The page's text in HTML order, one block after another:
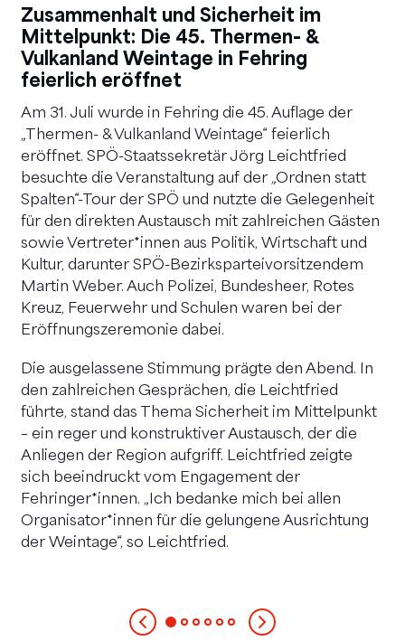
Zusammenhalt und Sicherheit im
Mittelpunkt: Die 45. Thermen- &
Vulkanland Weintage in Fehring
feierlich eröffnet
Am 31. Juli wurde in Fehring die 45. Auflage der
„Thermen- & Vulkanland Weintage“ feierlich
eröffnet. SPÖ-Staatssekretär Jörg Leichtfried
besuchte die Veranstaltung auf der „Ordnen statt
Spalten“-Tour der SPÖ und nutzte die Gelegenheit
für den direkten Austausch mit zahlreichen Gästen
sowie Vertreter*innen aus Politik, Wirtschaft und
Kultur, darunter SPÖ-Bezirksparteivorsitzendem
Martin Weber. Auch Polizei, Bundesheer, Rotes
Kreuz, Feuerwehr und Schulen waren bei der
Eröffnungszeremonie dabei.
Die ausgelassene Stimmung prägte den Abend. In
den zahlreichen Gesprächen, die Leichtfried
führte, stand das Thema Sicherheit im Mittelpunkt
– ein reger und konstruktiver Austausch, der die
Anliegen der Region aufgriff. Leichtfried zeigte
sich beeindruckt vom Engagement der
Fehringer*innen. „Ich bedanke mich bei allen
Organisator*innen für die gelungene Ausrichtung
der Weintage“, so Leichtfried.